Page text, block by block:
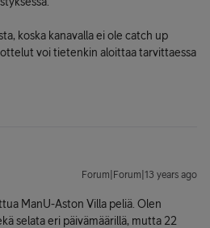
koska kanavalla ei ole catch up
voi tietenkin aloittaa tarvittaessa
Forum|Forum|13 years ago
ManU-Aston Villa peliä. Olen
selata eri päivämäärillä, mutta 22